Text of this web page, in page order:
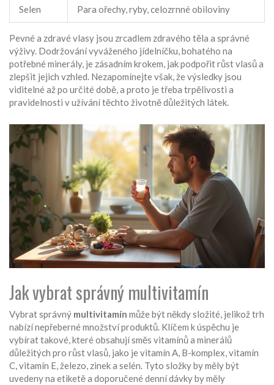
Selen Para ořechy, ryby, celozrnné obiloviny
Pevné a zdravé vlasy jsou zrcadlem zdravého těla a správné
výživy. Dodržování vyváženého jídelníčku, bohatého na
potřebné minerály, je zásadním krokem, jak podpořit růst vlasů a
zlepšit jejich vzhled. Nezapomínejte však, že výsledky jsou
viditelné až po určité době, a proto je třeba trpělivosti a
pravidelnosti v užívání těchto životně důležitých látek.
Jak vybrat správný multivitamín
Vybrat správný multivitamín může být někdy složité, jelikož trh
nabízí nepřeberné množství produktů. Klíčem k úspěchu je
vybírat takové, které obsahují směs vitamínů a minerálů
důležitých pro růst vlasů, jako je vitamín A, B-komplex, vitamín
C, vitamín E, železo, zinek a selén. Tyto složky by měly být
uvedeny na etiketě a doporučené denní dávky by měly